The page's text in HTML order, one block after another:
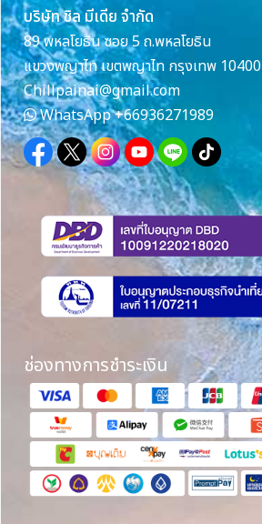
บริษัท ชิล มีเดีย จำกัด
89 พหลโยธิน ซอย 5 ถ.พหลโยธิน
แขวงพญาไท เขตพญาไท กรุงเทพ 10400
Chillpainai@gmail.com
WhatsApp+66936271989
ช่องทางการชำระเงิน